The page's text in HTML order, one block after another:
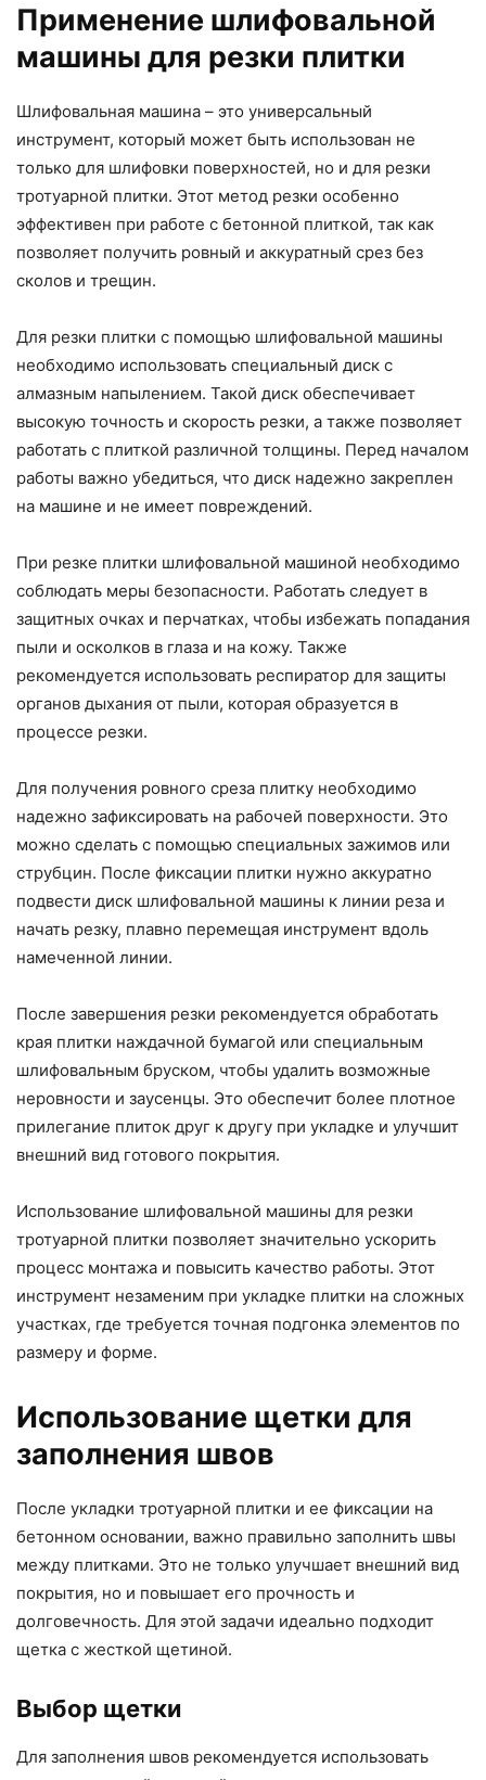
Применение шлифовальной
машины для резки плитки
Шлифовальная машина – это универсальный
инструмент, который может быть использован не
только для шлифовки поверхностей, но и для резки
тротуарной плитки. Этот метод резки особенно
эффективен при работе с бетонной плиткой, так как
позволяет получить ровный и аккуратный срез без
сколов и трещин.
Для резки плитки с помощью шлифовальной машины
необходимо использовать специальный диск с
алмазным напылением. Такой диск обеспечивает
высокую точность и скорость резки, а также позволяет
работать с плиткой различной толщины. Перед началом
работы важно убедиться, что диск надежно закреплен
на машине и не имеет повреждений.
При резке плитки шлифовальной машиной необходимо
соблюдать меры безопасности. Работать следует в
защитных очках и перчатках, чтобы избежать попадания
пыли и осколков в глаза и на кожу. Также
рекомендуется использовать респиратор для защиты
органов дыхания от пыли, которая образуется в
процессе резки.
Для получения ровного среза плитку необходимо
надежно зафиксировать на рабочей поверхности. Это
можно сделать с помощью специальных зажимов или
струбцин. После фиксации плитки нужно аккуратно
подвести диск шлифовальной машины к линии реза и
начать резку, плавно перемещая инструмент вдоль
намеченной линии.
После завершения резки рекомендуется обработать
края плитки наждачной бумагой или специальным
шлифовальным бруском, чтобы удалить возможные
неровности и заусенцы. Это обеспечит более плотное
прилегание плиток друг к другу при укладке и улучшит
внешний вид готового покрытия.
Использование шлифовальной машины для резки
тротуарной плитки позволяет значительно ускорить
процесс монтажа и повысить качество работы. Этот
инструмент незаменим при укладке плитки на сложных
участках, где требуется точная подгонка элементов по
размеру и форме.
Использование щетки для
заполнения швов
После укладки тротуарной плитки и ее фиксации на
бетонном основании, важно правильно заполнить швы
между плитками. Это не только улучшает внешний вид
покрытия, но и повышает его прочность и
долговечность. Для этой задачи идеально подходит
щетка с жесткой щетиной.
Выбор щетки
Для заполнения швов рекомендуется использовать